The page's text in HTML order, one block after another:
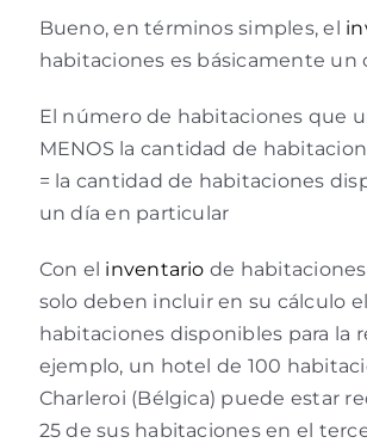
Bueno, en términos simples, el
habitaciones es básicamente un
El número de habitaciones que
MENOS la cantidad de
= la cantidad de habitaciones
un día en particular
Con el inventario de
solo deben incluir en su cálculo
habitaciones disponibles para la
ejemplo, un hotel de 100
Charleroi (Bélgica) puede estar
25 de sus habitaciones en el